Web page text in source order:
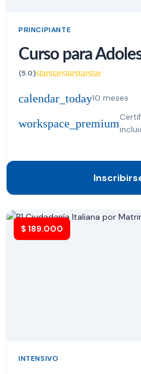
PRINCIPIANTE
Curso para
(5.0)starstarstarstarstar
calendar_today10 meses
workspace_premium
$ 189.000
INTENSIVO